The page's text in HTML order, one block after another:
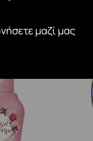
μαζί μας